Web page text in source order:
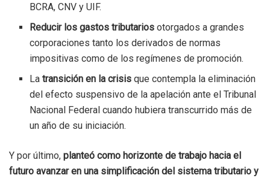
BCRA, CNV y UIF.
Reducir los gastos tributarios otorgados a grandes
corporaciones tanto los derivados de normas
impositivas como de los regímenes de promoción.
La transición en la crisis que contempla la eliminación
del efecto suspensivo de la apelación ante el Tribunal
Nacional Federal cuando hubiera transcurrido más de
un año de su iniciación.
Y por último, planteó como horizonte de trabajo hacia el
futuro avanzar en una simplificación del sistema tributario y